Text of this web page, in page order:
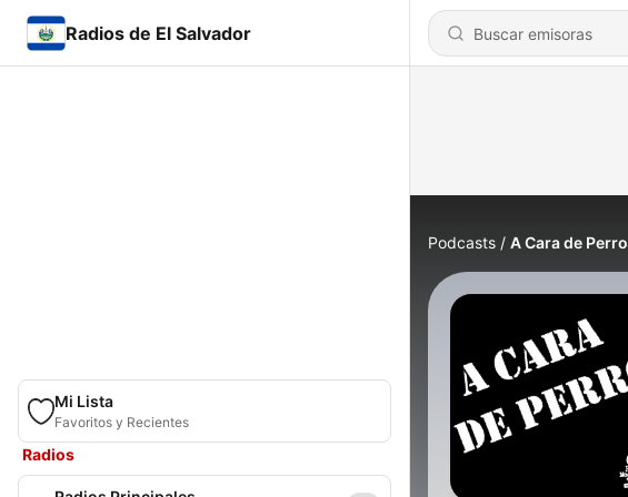
Radios de El Salvador
Mi Lista
Favoritos y Recientes
Radios
Podcasts A Cara de Perro